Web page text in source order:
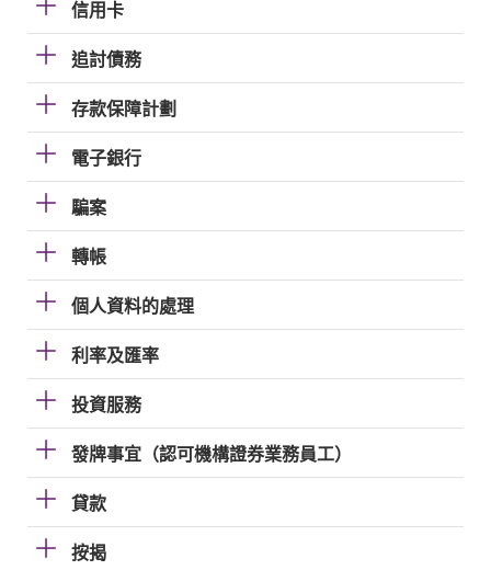
信用卡
追討債務
存款保障計劃
電子銀行
騙案
轉帳
個人資料的處理
利率及匯率
投資服務
發牌事宜（認可機構證券業務員工）
貸款
按揭